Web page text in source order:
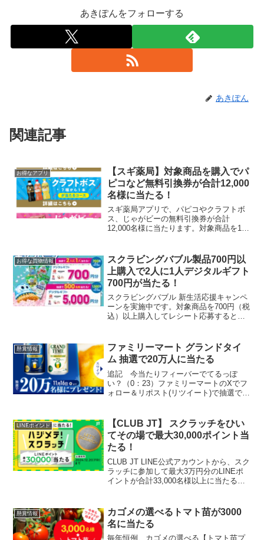
あきぽんをフォローする
あきぽん
関連記事
お得なアプリ
【スギ薬局】対象商品を購入でパ
ピコなど無料引換券が合計12,000
名様に当たる！
スギ薬局アプリで、パピコやクラフトボ
ス、じゃがビーの無料引換券が合計
12,000名様に当たります。対象商品を100
のアイスを100円購入毎に応募できます。
パピコチ...
お得な買物情報
スクラビングバブル製品700円以
上購入で2人に1人デジタルギフト
700円が当たる！
スクラビングバブル 新生活応援キャンペ
ーンを実施中です。対象商品を700円（税
込）以上購入してレシート応募すると、
(税込)以上購入で2人に1人700円分の選べ
るデ...
懸賞情報
ファミリーマート グランドタイ
ム 抽選で20万人に当たる
追記 今当たりフィーバーでてるっぽ
い？（0：23）ファミリーマートのXでフ
ォロー＆リポスト(リツイート)で抽選で20
350ml」のうちいずれか1点と引換えでき
る...
LINEポイント
【CLUB JT】 スクラッチをひい
てその場で最大30,000ポイント当
たる！
CLUB JT LINE公式アカウントから、スク
ラッチに参加して最大3万円分のLINEポ
イントが合計33,000名様以上に当たるビ
日2回参加できます。ピーちゃ...
懸賞情報
カゴメの選べるトマト苗が3000
名に当たる
毎年恒例、カゴメの選べる【トマト苗プ